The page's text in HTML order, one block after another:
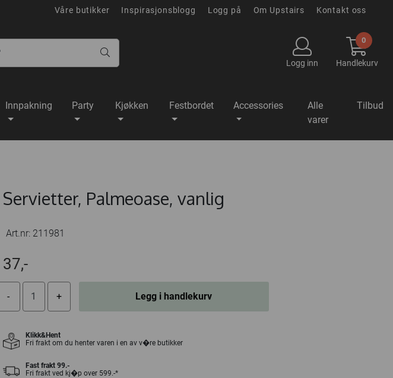
Våre butikker Inspirasjonsblogg Logg på Om Upstairs Kontakt oss
Logg inn
0
Handlekurv
Innpakning Party Kjøkken Festbordet Accessories
Alle
varer
Tilbud
Servietter, Palmeoase, vanlig
Art.nr: 211981
37,-
Legg i handlekurv
Klikk&Hent
Fri frakt om du henter varen i en av v�re butikker
Fast frakt 99.-
Fri frakt ved kj�p over 599.-*